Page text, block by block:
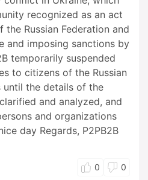
recognized as an act
Russian Federation and
and imposing sanctions by
temporarily suspended
to citizens of the Russian
until the details of the
and analyzed, and
and organizations
day Regards, P2PB2B
0 0